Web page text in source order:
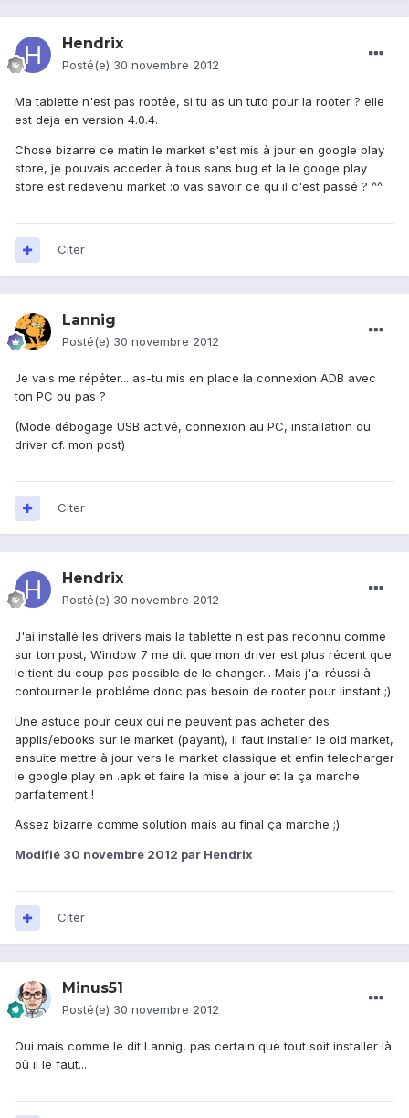
Hendrix
Posté(e) 30 novembre 2012
Ma tablette n'est pas rootée, si tu as un tuto pour la rooter ? elle
est deja en version 4.0.4.
Chose bizarre ce matin le market s'est mis à jour en google play
store, je pouvais acceder à tous sans bug et la le googe play
store est redevenu market :o vas savoir ce qu il c'est passé ? ^^
Citer
Lannig
Posté(e) 30 novembre 2012
Je vais me répéter... as-tu mis en place la connexion ADB avec
ton PC ou pas ?
(Mode débogage USB activé, connexion au PC, installation du
driver cf. mon post)
Citer
Hendrix
Posté(e) 30 novembre 2012
J'ai installé les drivers mais la tablette n est pas reconnu comme
sur ton post, Window 7 me dit que mon driver est plus récent que
le tient du coup pas possible de le changer... Mais j'ai réussi à
contourner le probléme donc pas besoin de rooter pour linstant ;)
Une astuce pour ceux qui ne peuvent pas acheter des
applis/ebooks sur le market (payant), il faut installer le old market,
ensuite mettre à jour vers le market classique et enfin telecharger
le google play en .apk et faire la mise à jour et la ça marche
parfaitement !
Assez bizarre comme solution mais au final ça marche ;)
Modifié 30 novembre 2012 par Hendrix
Citer
Minus51
Posté(e) 30 novembre 2012
Oui mais comme le dit Lannig, pas certain que tout soit installer là
où il le faut...